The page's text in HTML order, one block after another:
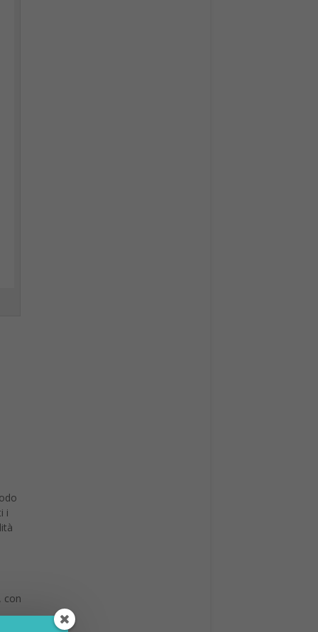
i
con